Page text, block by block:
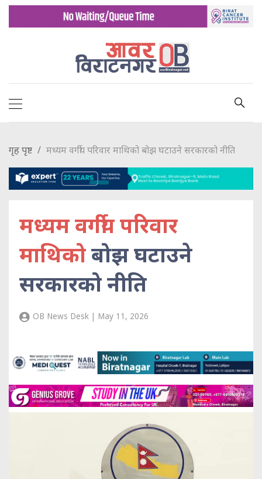
गृह पृष्ट मध्यम वर्गीय परिवार माथिको बोझ घटाउने सरकारको नीति
मध्यम वर्गीय परिवार
माथिकोबोझ घटाउने
सरकारको नीति
OB News Desk | May 11, 2026